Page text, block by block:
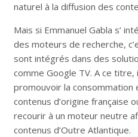
naturel à la diffusion des
Mais si Emmanuel Gabla s’
des moteurs de recherche,
sont intégrés dans des
comme Google TV. A ce titre,
promouvoir la consommation
contenus d’origine française
recourir à un moteur neutre
contenus d’Outre Atlantique.